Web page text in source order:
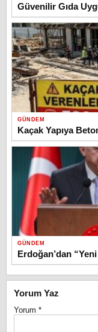
Güvenilir Gıda
GÜNDEM
Kaçak Yapıya
GÜNDEM
Erdoğan’dan
Yorum Yaz
Yorum *